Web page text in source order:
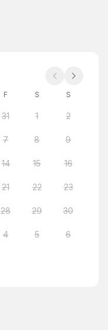
F S S
31 1 2
7 8 9
14 15 16
21 22 23
28 29 30
4 5 6